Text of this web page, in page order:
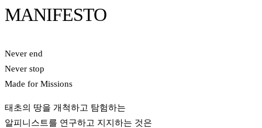
MANIFESTO
Never end
Never stop
Made for Missions
태초의 땅을 개척하고 탐험하는
알피니스트를 연구하고 지지하는 것은